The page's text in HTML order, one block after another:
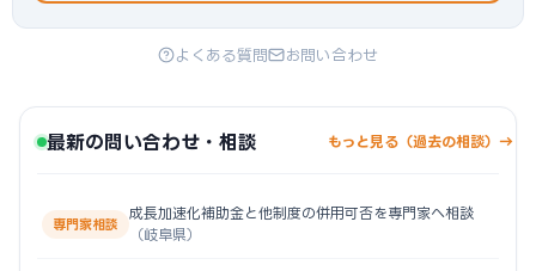
よくある質問 お問い合わせ
最新の問い合わせ・相談 もっと見る（過去の相談）→
専門家相談
成長加速化補助金と他制度の併用可否を専門家へ相談
（岐阜県）